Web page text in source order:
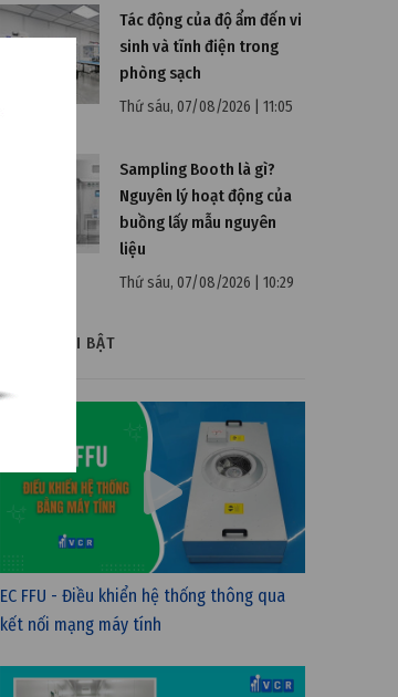
Tác động của độ ẩm đến vi
sinh và tĩnh điện trong
phòng sạch
Thứ sáu, 07/08/2026 | 11:05
Sampling Booth là gì?
Nguyên lý hoạt động của
buồng lấy mẫu nguyên
liệu
Thứ sáu, 07/08/2026 | 10:29
VIDEO NỔI BẬT
EC FFU - Điều khiển hệ thống thông qua
kết nối mạng máy tính